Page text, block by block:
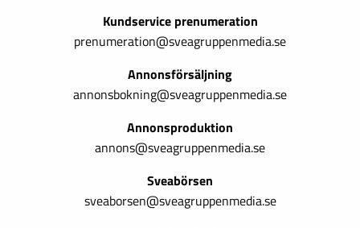
Kundservice prenumeration
prenumeration@sveagruppenmedia.se
Annonsförsäljning
annonsbokning@sveagruppenmedia.se
Annonsproduktion
annons@sveagruppenmedia.se
Sveabörsen
sveaborsen@sveagruppenmedia.se